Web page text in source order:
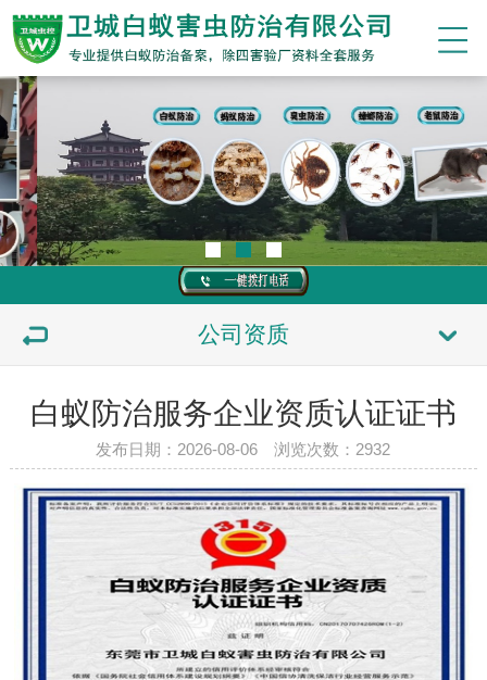
公司资质
白蚁防治服务企业资质认证证书
发布日期：2026-08-06 浏览次数： 2932